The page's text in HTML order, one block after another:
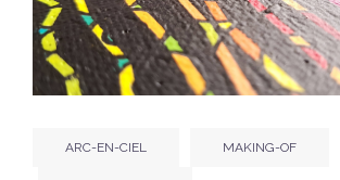
ARC-EN-CIEL MAKING-OF